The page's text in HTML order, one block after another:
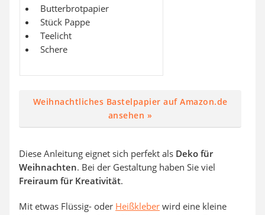
Butterbrotpapier
Stück Pappe
Teelicht
Schere
Weihnachtliches Bastelpapier auf Amazon.de
ansehen »
Diese Anleitung eignet sich perfekt als Deko für
Weihnachten. Bei der Gestaltung haben Sie viel
Freiraum für Kreativität.
Mit etwas Flüssig- oder Heißkleber wird eine kleine